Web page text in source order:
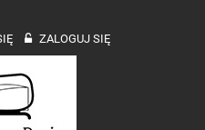
ZALOGUJ SIĘ